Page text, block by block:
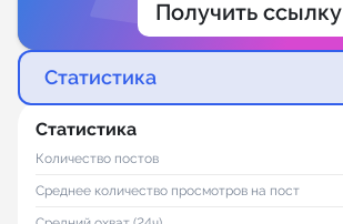
Получить ссылку
Статистика
Статистика
Количество постов
Среднее количество просмотров на пост